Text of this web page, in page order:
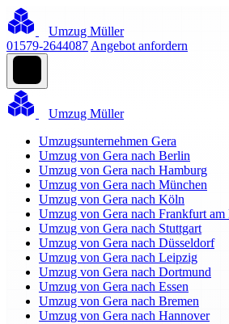
Umzug Müller
01579-2644087 Angebot anfordern
Umzug Müller
Umzugsunternehmen Gera
Umzug von Gera nach Berlin
Umzug von Gera nach Hamburg
Umzug von Gera nach München
Umzug von Gera nach Köln
Umzug von Gera nach Frankfurt am
Umzug von Gera nach Stuttgart
Umzug von Gera nach Düsseldorf
Umzug von Gera nach Leipzig
Umzug von Gera nach Dortmund
Umzug von Gera nach Essen
Umzug von Gera nach Bremen
Umzug von Gera nach Hannover